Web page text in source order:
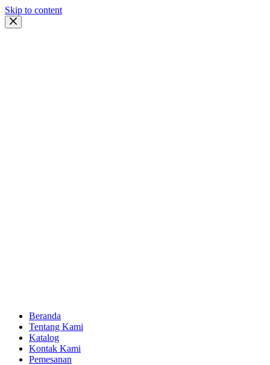
Skip to content
Beranda
Tentang Kami
Katalog
Kontak Kami
Pemesanan